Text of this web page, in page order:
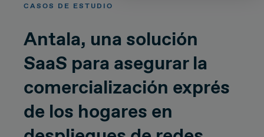
CASOS DE ESTUDIO
Antala, una solución
SaaS para asegurar la
comercialización exprés
de los hogares en